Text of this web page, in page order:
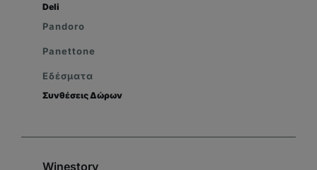
Deli
Pandoro
Panettone
Εδέσματα
Συνθέσεις Δώρων
Winestory